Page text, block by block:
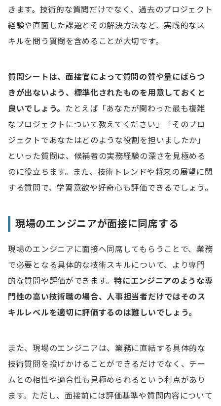
きます。技術的な質問だけでなく、過去のプロジェクト
経験や直面した課題とその解決方法など、実践的なス
キルを問う質問を含めることが大切です。
質問シートは、面接官によって質問の質や量にばらつ
きが出ないよう、標準化されたものを用意しておくと
良いでしょう。
たとえば「あなたが関わった最も複雑
なプロジェクトについて教えてください」「そのプロ
ジェクトであなたはどのような役割を担いましたか」
といった質問は、候補者の実務経験の深さを見極める
のに役立ちます。また、技術トレンドや将来の展望に関
する質問で、学習意欲や好奇心も評価できるでしょう。
現場のエンジニアが面接に同席する
現場のエンジニアに面接へ同席してもらうことで、業務
で必要となる具体的な技術スキルについて、より専門
的な質問や評価ができます。特にエンジニアのような専
門性の高い技術職の場合、人事担当者だけではそのス
キルレベルを適切に評価するのは難しいでしょう。
また、現場のエンジニアは、業務に直結する具体的な
技術質問を投げかけることができるだけでなく、チー
ムとの相性や適合性も見極められるという利点があり
ます。ただし、面接前には評価基準や質問内容について